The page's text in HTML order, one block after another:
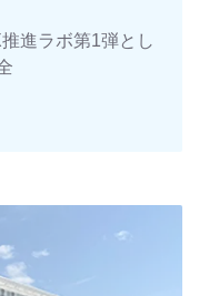
進ラボ第1弾とし